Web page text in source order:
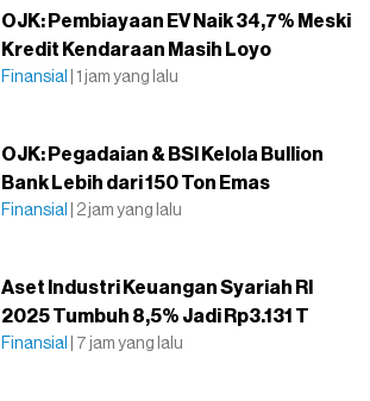
OJK: Pembiayaan EV Naik 34,7% Meski
Kredit Kendaraan Masih Loyo
Finansial | 1 jam yang lalu
OJK: Pegadaian & BSI Kelola Bullion
Bank Lebih dari 150 Ton Emas
Finansial | 2 jam yang lalu
Aset Industri Keuangan Syariah RI
2025 Tumbuh 8,5% Jadi Rp3.131 T
Finansial | 7 jam yang lalu